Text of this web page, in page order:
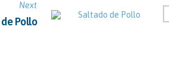
Next
Pollo